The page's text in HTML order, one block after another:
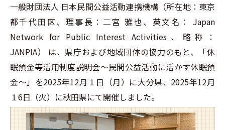
一般財団法人 日本民間公益活動連携機構（所在地：東京
都千代田区、理事長：二宮 雅也、英文名： Japan
Network for Public Interest Activities、略称：
JANPIA） は、県庁および地域団体の協力のもと、「休
眠預金等活用制度説明会～民間公益活動に活かす休眠預
金～」を2025年12月１日（月）に大分県、2025年12月
１6日（火）に秋田県にて開催しました。